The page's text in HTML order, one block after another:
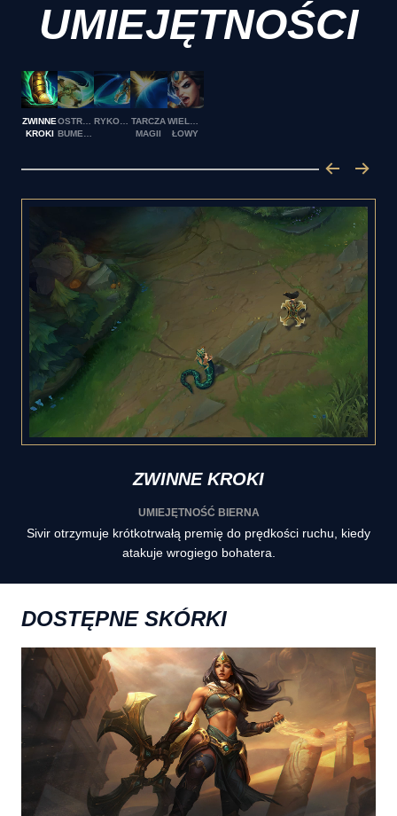
UMIEJĘTNOŚCI
ZWINNE
KROKI
OSTRZE-
TARCZA
MAGII
WIELKIE
ŁOWY
ZWINNE KROKI
UMIEJĘTNOŚĆ BIERNA
Sivir otrzymuje krótkotrwałą premię do prędkości ruchu, kiedy
atakuje wrogiego bohatera.
DOSTĘPNE SKÓRKI